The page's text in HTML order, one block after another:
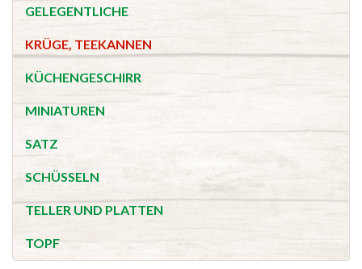
GELEGENTLICHE
KRÜGE, TEEKANNEN
KÜCHENGESCHIRR
MINIATUREN
SATZ
SCHÜSSELN
TELLER UND PLATTEN
TOPF